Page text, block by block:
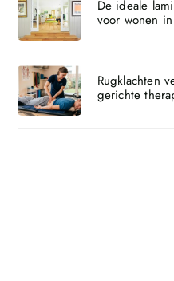
De ideale
voor wonen
Rugklachten
gerichte